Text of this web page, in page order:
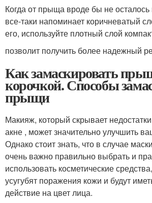
Когда от прыща вроде бы не осталось
все-таки напоминает коричневатый
его, используйте плотный слой
позволит получить более надежный
Как замаскировать
корочкой. Способы
прыщи
Макияж, который скрывает
акне , может значительно улучшить
Однако стоит знать, что в случае
очень важно правильно выбрать и
использовать косметические
усугубят поражения кожи и будут
действие на цвет лица.